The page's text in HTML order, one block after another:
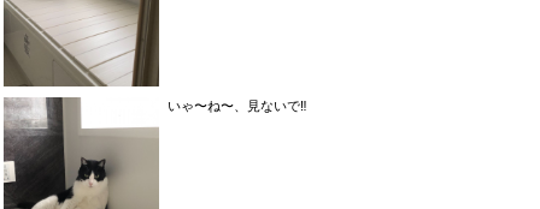
いゃ〜ね〜、見ないで‼︎